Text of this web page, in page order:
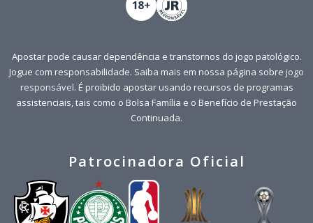
Apostar pode causar dependência e transtornos do jogo patológico.
Jogue com responsabilidade. Saiba mais em nossa página sobre jogo
responsável. É proibido apostar usando recursos de programas
assistenciais, tais como o Bolsa Família e o Benefício de Prestação
Continuada.
Patrocinadora Oficial